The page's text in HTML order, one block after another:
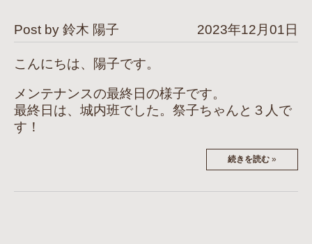
Post by 鈴木 陽子 2023年12月01日
こんにちは、陽子です。
メンテナンスの最終日の様子です。
最終日は、城内班でした。祭子ちゃんと３人で
す！
続きを読む »